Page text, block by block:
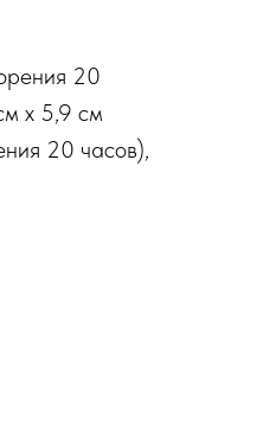
20
x 5,9 см
20 часов),